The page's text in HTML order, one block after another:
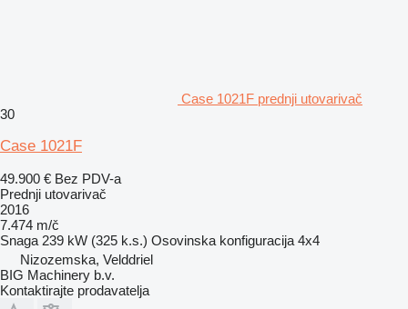
Case 1021F prednji utovarivač
30
Case 1021F
49.900 € Bez PDV-a
Prednji utovarivač
2016
7.474 m/č
Snaga 239 kW (325 k.s.) Osovinska konfiguracija 4x4
Nizozemska, Velddriel
BIG Machinery b.v.
Kontaktirajte prodavatelja